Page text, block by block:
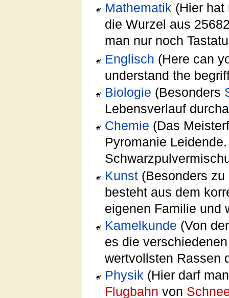
Mathematik (Hier hat
die Wurzel aus
man nur noch
Englisch (Here can
understand the
Biologie (Besonders
Lebensverlauf
Chemie (Das
Pyromanie
Kunst (Besonders
besteht aus dem
eigenen Familie und
Kamelkunde (Von
es die
wertvollsten Rassen
Physik (Hier darf
Flugbahn von